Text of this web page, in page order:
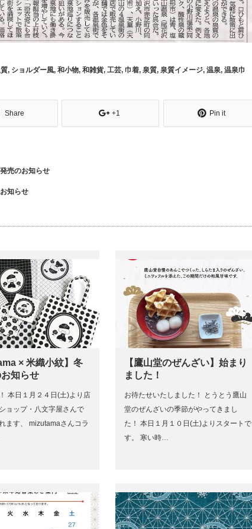
, ショルダー風, 和小物, 和雑貨, 工芸, 巾着, 泉質, 泉質イメージ, 温泉, 温泉巾
Share +1 Pin it
売のお知らせ
知らせ
× 米織小紋】冬
知らせ
本日１月２４日(土)より店
ョップ・八文字屋さんで
ます、 mizutamaさんコラ
【鷹山堂のぜんざい】始まり
ました！
お待たせいたしました！ とうとう鷹山
堂のぜんざいの季節がやってきまし
た！ 本日１月１０日(土)よりスタートで
す。 寒い時…